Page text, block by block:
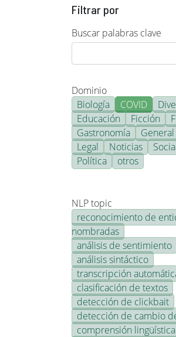
Filtrar por
Buscar palabras clave
Dominio
Biología
COVID
Educación
Ficción
Gastronomía
General
Legal
Noticias
Política
otros
NLP topic
reconocimiento de
nombradas
análisis de sentimiento
análisis sintáctico
transcripción
clasificación de textos
detección de clickbait
detección de cambio
comprensión lingüística